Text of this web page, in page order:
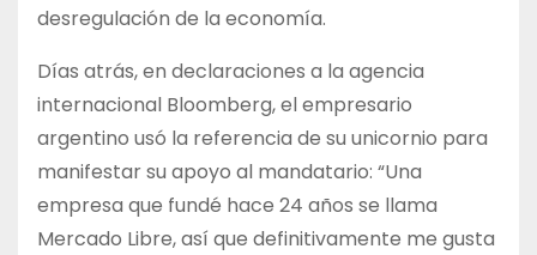
desregulación de la economía.
Días atrás, en declaraciones a la agencia
internacional Bloomberg, el empresario
argentino usó la referencia de su unicornio para
manifestar su apoyo al mandatario: “Una
empresa que fundé hace 24 años se llama
Mercado Libre, así que definitivamente me gusta